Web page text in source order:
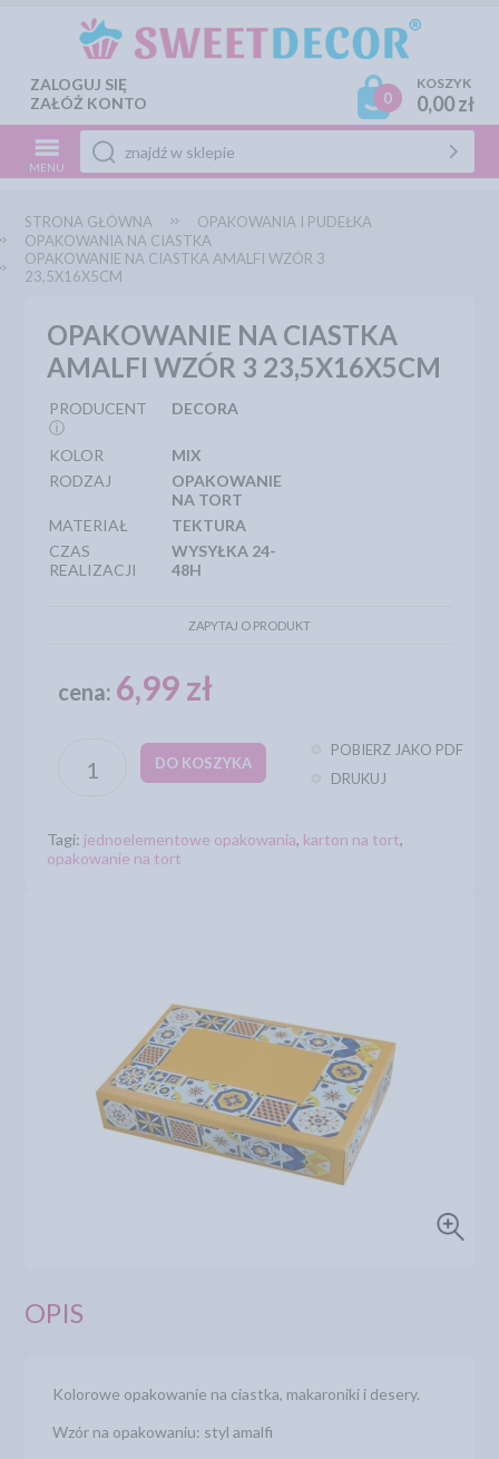
ZALOGUJ SIĘ
ZAŁÓŻ KONTO
0
KOSZYK
0,00 zł
MENU
STRONA GŁÓWNA
OPAKOWANIA I PUDEŁKA
OPAKOWANIA NA CIASTKA
OPAKOWANIE NA CIASTKA AMALFI WZÓR 3
23,5X16X5CM
OPAKOWANIE NA CIASTKA
AMALFI WZÓR 3 23,5X16X5CM
PRODUCENT
ⓘ
DECORA
KOLOR
MIX
RODZAJ
OPAKOWANIE
NA TORT
MATERIAŁ
TEKTURA
CZAS
REALIZACJI
WYSYŁKA 24-
48H
ZAPYTAJ O PRODUKT
cena: 6,99 zł
DO KOSZYKA
POBIERZ JAKO PDF
DRUKUJ
Tagi: jednoelementowe opakowania, karton na tort,
opakowanie na tort
OPIS
Kolorowe opakowanie na ciastka, makaroniki i desery.
Wzór na opakowaniu: styl amalfi